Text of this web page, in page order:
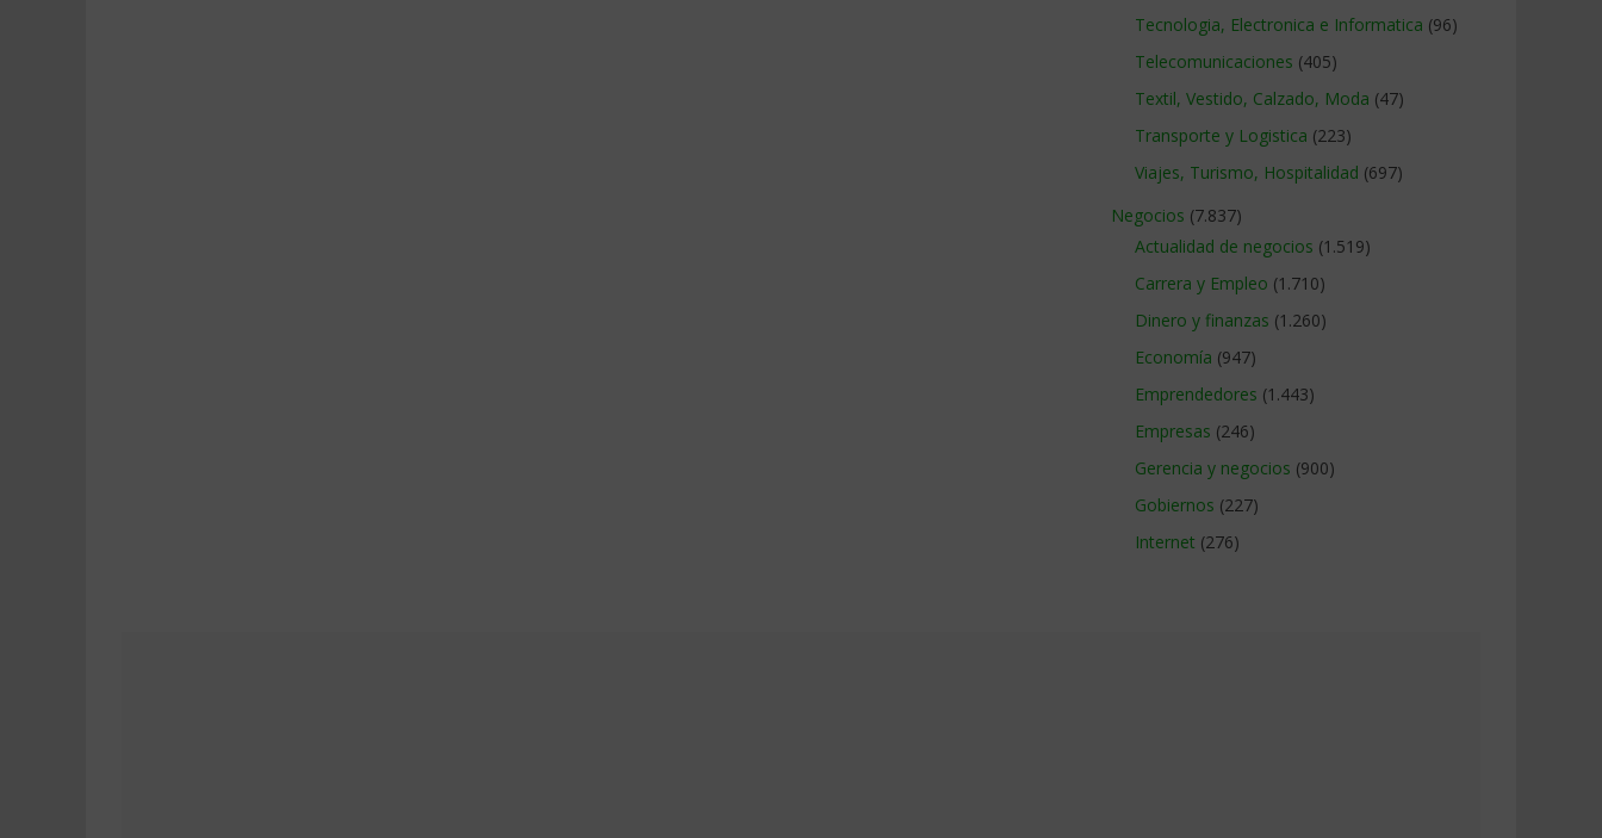
Tecnologia, Electronica e Informatica (96)
Telecomunicaciones (405)
Textil, Vestido, Calzado, Moda (47)
Transporte y Logistica (223)
Viajes, Turismo, Hospitalidad (697)
Negocios (7.837)
Actualidad de negocios (1.519)
Carrera y Empleo (1.710)
Dinero y finanzas (1.260)
Economía (947)
Emprendedores (1.443)
Empresas (246)
Gerencia y negocios (900)
Gobiernos (227)
Internet (276)